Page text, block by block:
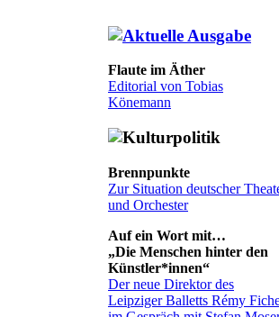
Flaute im Äther
Editorial von Tobias
Könemann
Brennpunkte
Zur Situation deutscher
und Orchester
Auf ein Wort mit…
„Die Menschen hinter den
Künstler*innen“
Der neue Direktor des
Leipziger Balletts Rémy